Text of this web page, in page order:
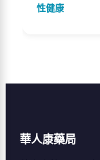
療勃起功能障
況。100%隱
性健康
華人康藥局